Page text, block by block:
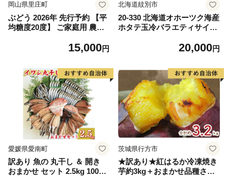
岡山県里庄町
ぶどう 2026年 先行予約 【平
均糖度20度】 ご家庭用 農家
ット 2～3房 合計約1.2kg ブ
直送 】
15,000円
北海道紋別市
20-330 北海道オホーツク海産
ホタテ玉冷バラエティサイズ
20,000円
愛媛県愛南町
訳あり 魚の 丸干し ＆ 開き
おまかせ セット 2.5kg 10000
茨城県行方市
★訳あり★紅はるか冷凍焼き
芋約3kg＋おまかせ品種さつ